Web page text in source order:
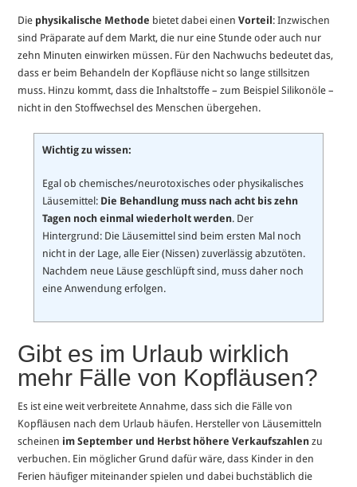
Die physikalische Methode bietet dabei einenVorteil: Inzwischen
sind Präparate auf dem Markt, die nur eine Stunde oder auch nur
zehn Minuten einwirken müssen. Für den Nachwuchs bedeutet das,
dass er beim Behandeln der Kopfläuse nicht so lange stillsitzen
muss. Hinzu kommt, dass die Inhaltstoffe – zum Beispiel Silikonöle –
nicht in den Stoffwechsel des Menschen übergehen.
Wichtig zu wissen:
Egal ob chemisches/neurotoxisches oder physikalisches
Läusemittel: Die Behandlung muss nach acht bis zehn
Tagen noch einmal wiederholt werden. Der
Hintergrund: Die Läusemittel sind beim ersten Mal noch
nicht in der Lage, alle Eier (Nissen) zuverlässig abzutöten.
Nachdem neue Läuse geschlüpft sind, muss daher noch
eine Anwendung erfolgen.
Gibt es im Urlaub wirklich
mehr Fälle von Kopfläusen?
Es ist eine weit verbreitete Annahme, dass sich die Fälle von
Kopfläusen nach dem Urlaub häufen. Hersteller von Läusemitteln
scheinen im September und Herbst höhere Verkaufszahlen zu
verbuchen. Ein möglicher Grund dafür wäre, dass Kinder in den
Ferien häufiger miteinander spielen und dabei buchstäblich die